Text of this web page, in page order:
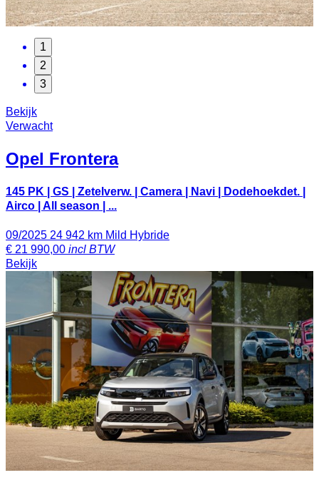
1
2
3
Bekijk
Verwacht
Opel Frontera
145 PK | GS | Zetelverw. | Camera | Navi | Dodehoekdet. |
Airco | All season | ...
09/2025 24 942 km Mild Hybride
€ 21 990,00 incl BTW
Bekijk